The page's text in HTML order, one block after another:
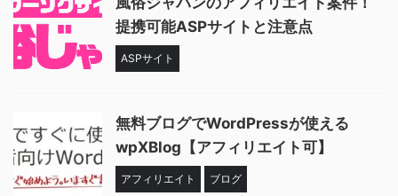
提携可能ASPサイトと注意点
ASPサイト
無料ブログでWordPressが使える
wpXBlog【アフィリエイト可】
アフィリエイト ブログ